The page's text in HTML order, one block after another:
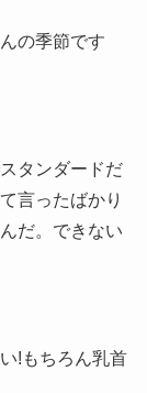
の季節です
タンダードだ
言ったばかり
だ。できない
!もちろん乳首